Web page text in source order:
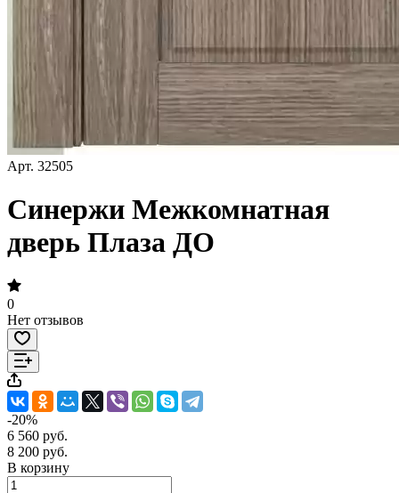
Арт. 32505
Синержи Межкомнатная
дверь Плаза ДО
0
Нет отзывов
-20%
6 560 руб.
8 200 руб.
В корзину